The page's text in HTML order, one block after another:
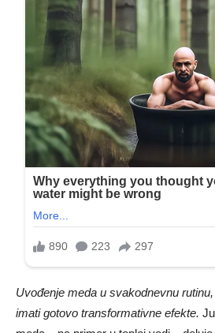
Uvođenje meda u svakodnevnu
imati gotovo transformativne efekte.